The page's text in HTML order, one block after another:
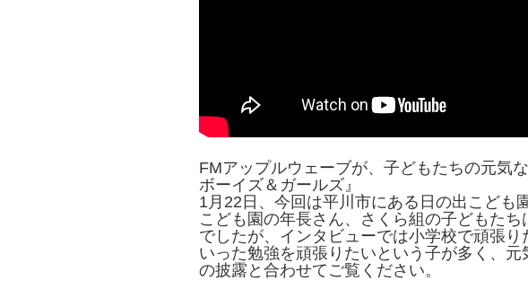
FMアップルウェーブが、子どもたちの元気
ボーイズ＆ガールズ』
1月22日、今回は平川市にある日の出こども
こども園の年長さん、さくら組の子どもた
でしたが、インタビューでは小学校で頑張り
いった勉強を頑張りたいという子が多く、
の披露と合わせてご覧ください。